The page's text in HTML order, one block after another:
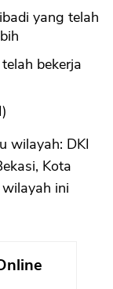
yang telah
bekerja
wilayah: DKI
Kota
ini